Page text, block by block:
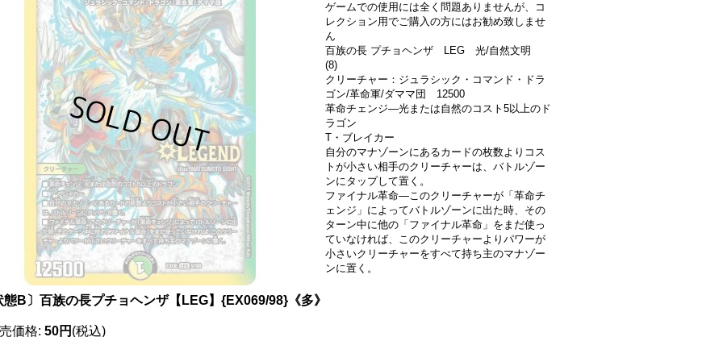
ゲームでの使用には全く問題ありませんが、コ
レクション用でご購入の方にはお勧め致しませ
ん
百族の長 プチョヘンザ LEG 光/自然文明
(8)
クリーチャー：ジュラシック・コマンド・ドラ
ゴン/革命軍/ダママ団 12500
革命チェンジ―光または自然のコスト5以上のド
ラゴン
T・ブレイカー
自分のマナゾーンにあるカードの枚数よりコス
トが小さい相手のクリーチャーは、バトルゾー
ンにタップして置く。
ファイナル革命―このクリーチャーが「革命チ
ェンジ」によってバトルゾーンに出た時、その
ターン中に他の「ファイナル革命」をまだ使っ
ていなければ、このクリーチャーよりパワーが
小さいクリーチャーをすべて持ち主のマナゾー
ンに置く。
態B〕百族の長プチョヘンザ【LEG】{EX069/98}《多》
価格: 50円 (税込)